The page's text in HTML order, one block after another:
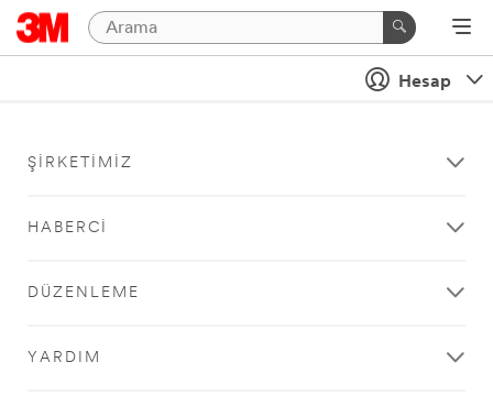
Hesap
ŞIRKETIMIZ
HABERCI
DÜZENLEME
YARDIM